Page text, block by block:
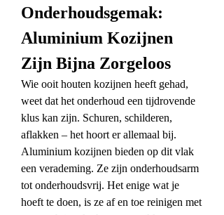
Onderhoudsgemak:
Aluminium Kozijnen
Zijn Bijna Zorgeloos
Wie ooit houten kozijnen heeft gehad,
weet dat het onderhoud een tijdrovende
klus kan zijn. Schuren, schilderen,
aflakken – het hoort er allemaal bij.
Aluminium kozijnen bieden op dit vlak
een verademing. Ze zijn onderhoudsarm
tot onderhoudsvrij. Het enige wat je
hoeft te doen, is ze af en toe reinigen met